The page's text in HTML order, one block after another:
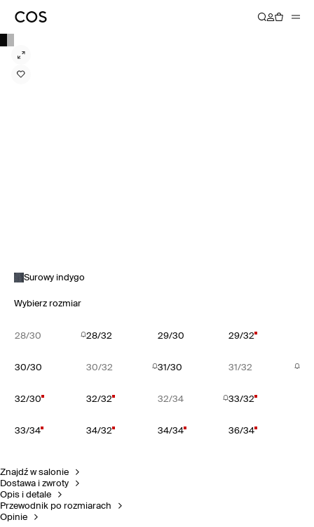
Surowy indygo
Wybierz rozmiar
28/30 28/32 29/30 29/32
30/30 30/32 31/30 31/32
32/30 32/32 32/34 33/32
33/34 34/32 34/34 36/34
Znajdź w salonie
Dostawa i zwroty
Opis i detale
Przewodnik po rozmiarach
Opinie